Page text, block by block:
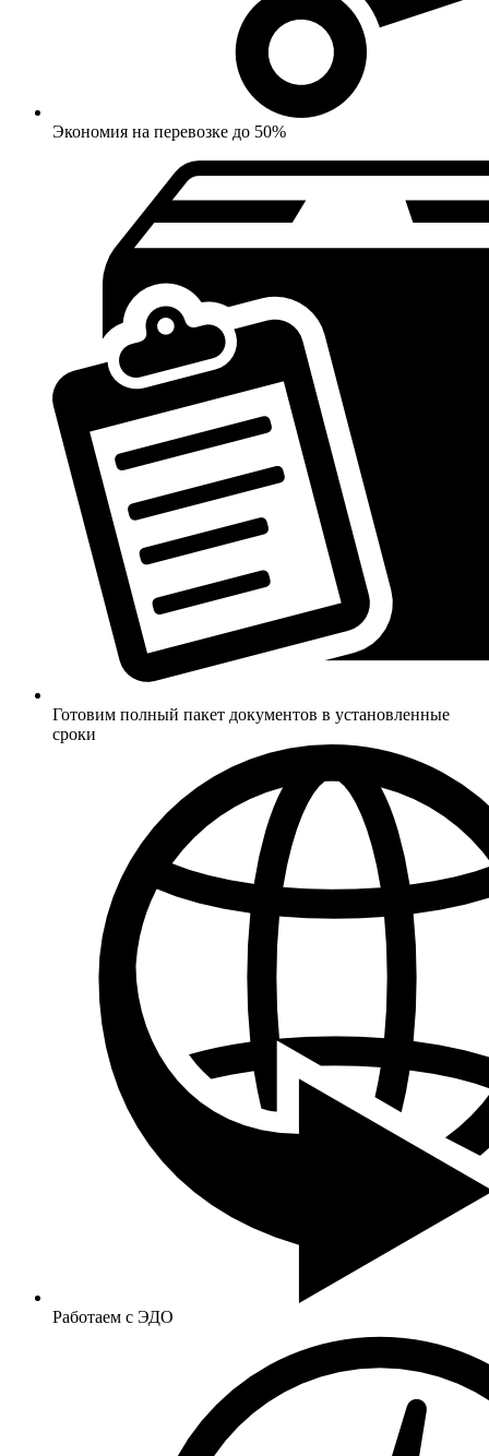
Экономия на перевозке до 50%
Готовим полный пакет документов в установленные
сроки
Работаем с ЭДО